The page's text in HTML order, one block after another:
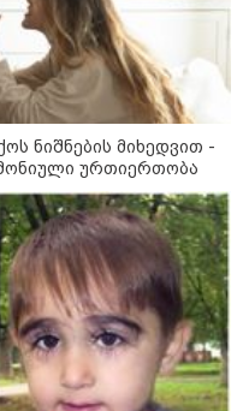
დედას
შვილი არ
- გიგა ავალიანის
კომენტარი ნია
დაკავებაზე
08-2026
მასშტაბური
გამო თბილისის
და „საქართველოს
მუშაობა შეფერხდა
ნიშნების მიხედვით -
ურთიერთობა